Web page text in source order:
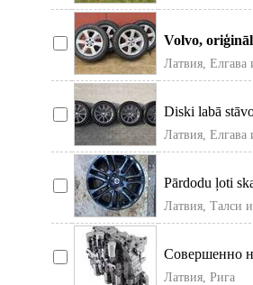
Volvo,
Et55 Disku
Латвия, Елгава
Diski labā
4-5, 5Mm,
Латвия, Елгава
Pārdodu ļoti
8Jx18 Et55
Латвия, Талси
Совершенно
упаковке (на
Латвия, Рига